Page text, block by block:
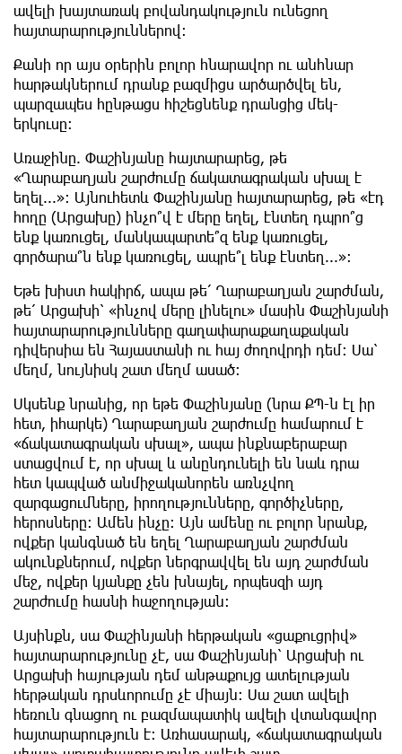
ավելի խայտառակ բովանդակություն ունեցող
հայտարարություններով:
Քանի որ այս օրերին բոլոր հնարավոր ու անհնար
հարթակներում դրանք բազմիցս արծարծվել են,
պարզապես հընթացս հիշեցնենք դրանցից մեկ-
երկուսը:
Առաջինը. Փաշինյանը հայտարարեց, թե
«Ղարաբաղյան շարժումը ճակատագրական սխալ է
եղել...»: Այնուհետև Փաշինյանը հայտարարեց, թե «էդ
հողը (Արցախը) ինչո՞վ է մերը եղել, էնտեղ դպրո՞ց
ենք կառուցել, մանկապարտե՞զ ենք կառուցել,
գործարա՞ն ենք կառուցել, ապրե՞լ ենք էնտեղ...»:
Եթե խիստ հակիրճ, ապա թե՛ Ղարաբաղյան շարժման,
թե՛ Արցախի՝ «ինչով մերը լինելու» մասին Փաշինյանի
հայտարարությունները գաղափարաքաղաքական
դիվերսիա են Հայաստանի ու հայ ժողովրդի դեմ: Սա՝
մեղմ, նույնիսկ շատ մեղմ ասած:
Սկսենք նրանից, որ եթե Փաշինյանը (նրա ՔՊ-ն էլ իր
հետ, իհարկե) Ղարաբաղյան շարժումը համարում է
«ճակատագրական սխալ», ապա ինքնաբերաբար
ստացվում է, որ սխալ և անընդունելի են նաև դրա
հետ կապված անմիջականորեն առնչվող
զարգացումները, իրողությունները, գործիչները,
հերոսները: Ամեն ինչը: Այն ամենը ու բոլոր նրանք,
ովքեր կանգնած են եղել Ղարաբաղյան շարժման
ակունքներում, ովքեր ներգրավվել են այդ շարժման
մեջ, ովքեր կյանքը չեն խնայել, որպեսզի այդ
շարժումը հասնի հաջողության:
Այսինքն, սա Փաշինյանի հերթական «ցաքուցրիվ»
հայտարարությունը չէ, սա Փաշինյանի՝ Արցախի ու
Արցախի հայության դեմ անթաքույց ատելության
հերթական դրսևորումը չէ միայն: Սա շատ ավելի
հեռուն գնացող ու բազմապատիկ ավելի վտանգավոր
հայտարարություն է: Առհասարակ, «ճակատագրական